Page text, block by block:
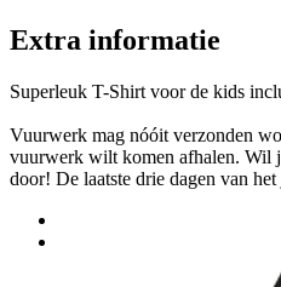
Extra informatie
Superleuk T-Shirt voor de kids
Vuurwerk mag nóóit verzonden
vuurwerk wilt komen afhalen. Wil
door! De laatste drie dagen van